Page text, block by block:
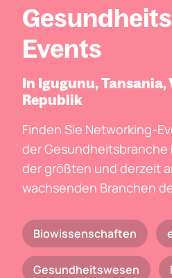
Events
In Igugunu, Tansania,
Republik
Finden Sie Networking-
der
der größten und derzeit
wachsenden Branchen
Biowissenschaften
Gesundheitswesen